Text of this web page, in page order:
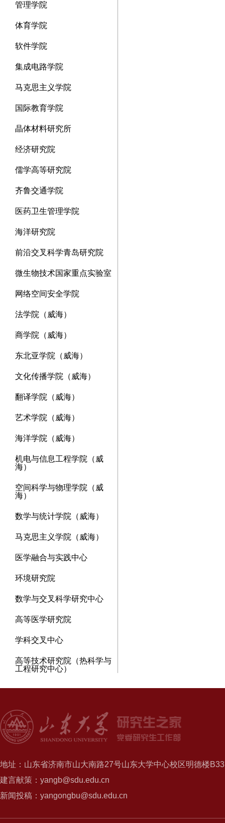
管理学院
体育学院
软件学院
集成电路学院
马克思主义学院
国际教育学院
晶体材料研究所
经济研究院
儒学高等研究院
齐鲁交通学院
医药卫生管理学院
海洋研究院
前沿交叉科学青岛研究院
微生物技术国家重点实验室
网络空间安全学院
法学院（威海）
商学院（威海）
东北亚学院（威海）
文化传播学院（威海）
翻译学院（威海）
艺术学院（威海）
海洋学院（威海）
机电与信息工程学院（威
海）
空间科学与物理学院（威
海）
数学与统计学院（威海）
马克思主义学院（威海）
医学融合与实践中心
环境研究院
数学与交叉科学研究中心
高等医学研究院
学科交叉中心
高等技术研究院（热科学与
工程研究中心）
地址：山东省济南市山大南路27号山东大学中心校区明德楼
建言献策：yangb@sdu.edu.cn
新闻投稿：yangongbu@sdu.edu.cn